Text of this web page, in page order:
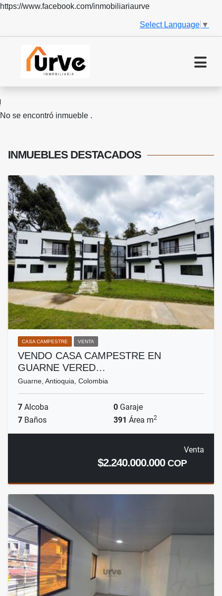
https://www.facebook.com/inmobiliariaurve
Select Language ▼
No se encontró inmueble .
INMUEBLES DESTACADOS
CASA CAMPESTRE VENTA
VENDO CASA CAMPESTRE EN
GUARNE VERED…
Guarne, Antioquia, Colombia
7 Alcoba 0 Garaje
7 Baños 391 Área m2
Venta
$2.240.000.000COP